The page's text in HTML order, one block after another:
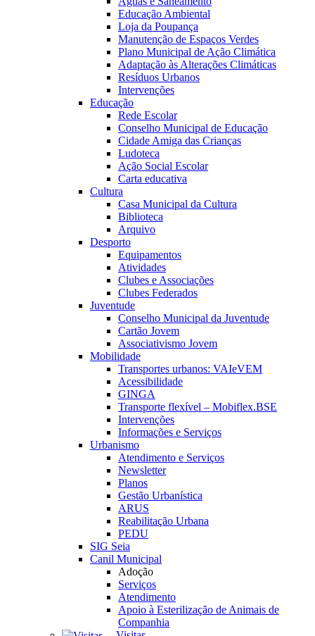
Educação Ambiental
Loja da Poupança
Manutenção de Espaços Verdes
Plano Municipal de Ação Climática
Adaptação às Alterações Climáticas
Resíduos Urbanos
Intervenções
Educação
Rede Escolar
Conselho Municipal de Educação
Cidade Amiga das Crianças
Ludoteca
Ação Social Escolar
Carta educativa
Cultura
Casa Municipal da Cultura
Biblioteca
Arquivo
Desporto
Equipamentos
Atividades
Clubes e Associações
Clubes Federados
Juventude
Conselho Municipal da Juventude
Cartão Jovem
Associativismo Jovem
Mobilidade
Transportes urbanos: VAIeVEM
Acessibilidade
GINGA
Transporte flexível – Mobiflex.BSE
Intervenções
Informações e Serviços
Urbanismo
Atendimento e Serviços
Newsletter
Planos
Gestão Urbanística
ARUS
Reabilitação Urbana
PEDU
SIG Seia
Canil Municipal
Adoção
Serviços
Atendimento
Apoio à Esterilização de Animais de
Companhia